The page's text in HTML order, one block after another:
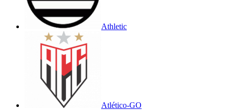
Athletic
Atlético-GO